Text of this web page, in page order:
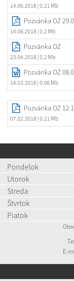
14.06.2018 | 0.21 Mb
Pozvánka OZ
14.06.2018 | 0.2 Mb
Pozvánka OZ
23.04.2018 | 0.2 Mb
Pozvánka OZ
14.03.2018 | 0.06 Mb
Pozvánka OZ
07.02.2018 | 0.21 Mb
Pondelok
Utorok
Streda
Štvrtok
Piatok
E-